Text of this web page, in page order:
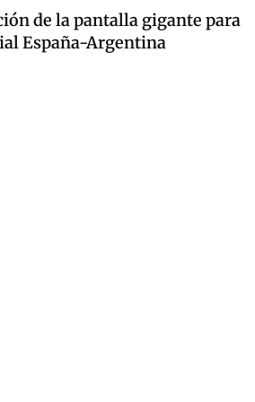
de la pantalla gigante para
España-Argentina